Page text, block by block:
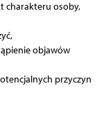
charakteru osoby,
objawów
przyczyn